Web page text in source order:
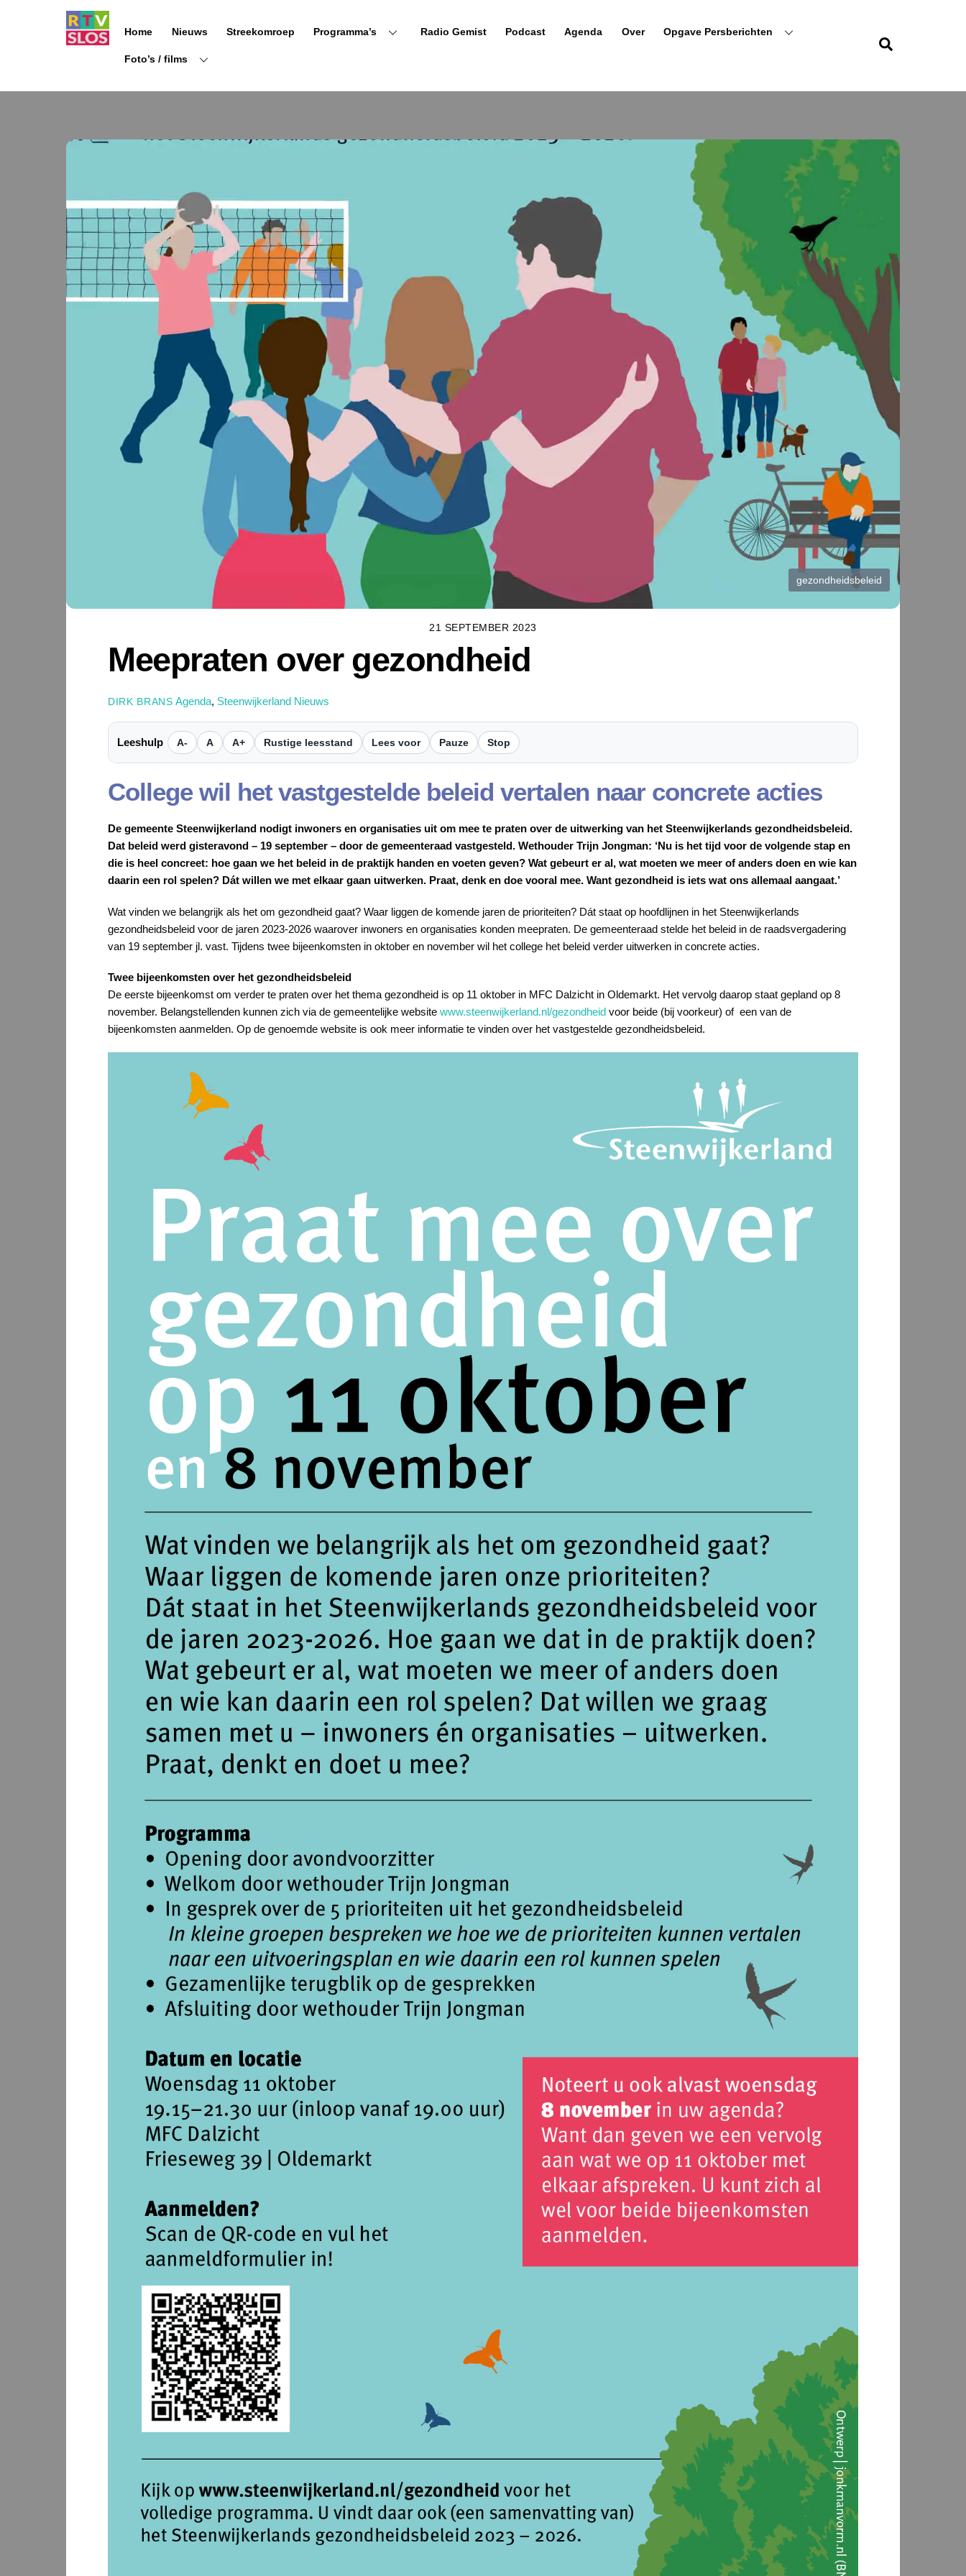
Home Nieuws Streekomroep Programma’s Radio Gemist Podcast Agenda Over Opgave Persberichten
Foto’s / films
gezondheidsbeleid
21 SEPTEMBER 2023
Meepraten over gezondheid
DIRK BRANS Agenda, Steenwijkerland Nieuws
Leeshulp A- A A+ Rustige leesstand Lees voor Pauze Stop
College wil het vastgestelde beleid vertalen naar concrete acties
De gemeente Steenwijkerland nodigt inwoners en organisaties uit om mee te praten over de uitwerking van het Steenwijkerlands gezondheidsbeleid.
Dat beleid werd gisteravond – 19 september – door de gemeenteraad vastgesteld. Wethouder Trijn Jongman: ‘Nu is het tijd voor de volgende stap en
die is heel concreet: hoe gaan we het beleid in de praktijk handen en voeten geven? Wat gebeurt er al, wat moeten we meer of anders doen en wie kan
daarin een rol spelen? Dát willen we met elkaar gaan uitwerken. Praat, denk en doe vooral mee. Want gezondheid is iets wat ons allemaal aangaat.’
Wat vinden we belangrijk als het om gezondheid gaat? Waar liggen de komende jaren de prioriteiten? Dát staat op hoofdlijnen in het Steenwijkerlands
gezondheidsbeleid voor de jaren 2023-2026 waarover inwoners en organisaties konden meepraten. De gemeenteraad stelde het beleid in de raadsvergadering
van 19 september jl. vast. Tijdens twee bijeenkomsten in oktober en november wil het college het beleid verder uitwerken in concrete acties.
Twee bijeenkomsten over het gezondheidsbeleid
De eerste bijeenkomst om verder te praten over het thema gezondheid is op 11 oktober in MFC Dalzicht in Oldemarkt. Het vervolg daarop staat gepland op 8
november. Belangstellenden kunnen zich via de gemeentelijke website www.steenwijkerland.nl/gezondheid voor beide (bij voorkeur) of een van de
bijeenkomsten aanmelden. Op de genoemde website is ook meer informatie te vinden over het vastgestelde gezondheidsbeleid.